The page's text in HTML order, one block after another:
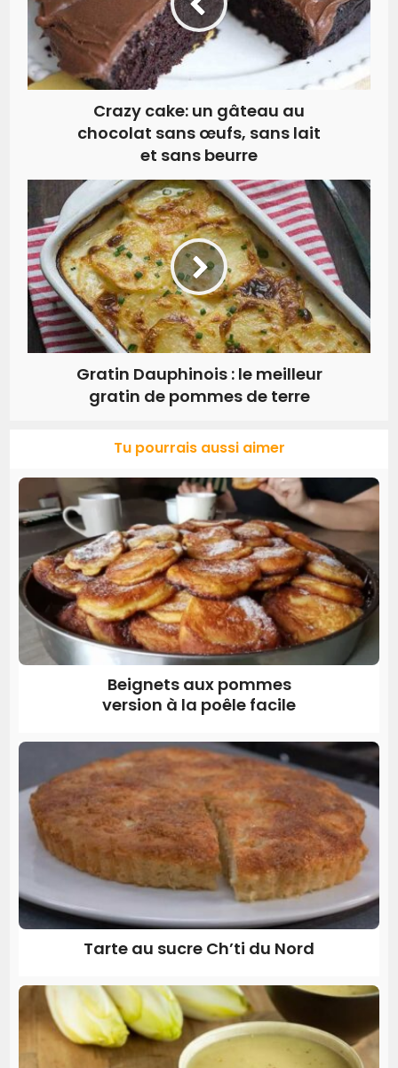
Crazy cake: un gâteau au
chocolat sans œufs, sans lait
et sans beurre
Gratin Dauphinois : le meilleur
gratin de pommes de terre
Tu pourrais aussi aimer
Beignets aux pommes
version à la poêle facile
Tarte au sucre Ch’ti du Nord